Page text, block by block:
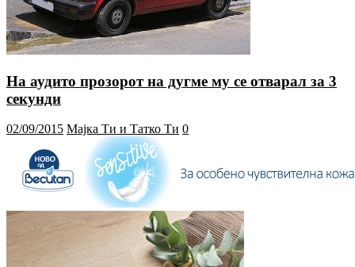
На аудито прозорот на дугме му се отварал за 3
секунди
02/09/2015 Мајка Ти и Татко Ти 0